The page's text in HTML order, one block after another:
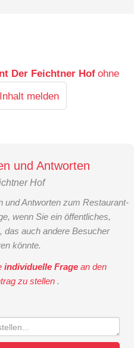
Der Feichtner Hof ohne
Inhalt melden
und Antworten
Hof
und Antworten zum Restaurant-
wenn Sie ein öffentliches,
das auch andere Besucher
könnte.
individuelle Frage an den
zu stellen .